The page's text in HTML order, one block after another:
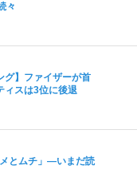
々
グ】ファイザーが首
ィスは3位に後退
メとムチ」―いまだ読